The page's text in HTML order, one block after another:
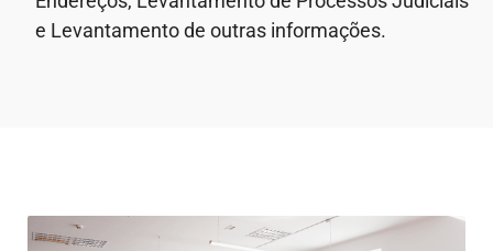
e Levantamento de outras informações.